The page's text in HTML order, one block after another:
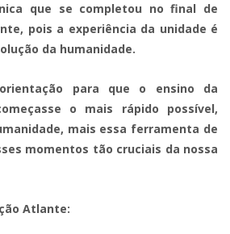
que se completou no final de
pois a experiência da unidade é
da humanidade.
para que o ensino da
o mais rápido possível,
mais essa ferramenta de
momentos tão cruciais da nossa
Atlante: